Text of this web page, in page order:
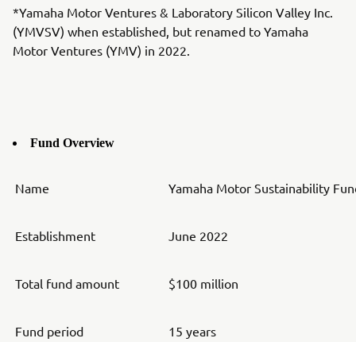
*Yamaha Motor Ventures & Laboratory Silicon Valley Inc.
(YMVSV) when established, but renamed to Yamaha
Motor Ventures (YMV) in 2022.
Fund Overview
Name Yamaha Motor Sustainability
Establishment June 2022
Total fund amount $100 million
Fund period 15 years